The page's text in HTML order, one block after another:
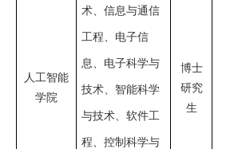
人工智能
学院
术、信息与通信
工程、电子信
息、电子科学与
技术、智能科学
与技术、软件工
程、控制科学与
博士
研究
生